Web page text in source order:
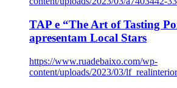
TAP e “The Art of Tasting
apresentam Local Stars
https://www.ruadebaixo.com/wp-
content/uploads/2023/03/